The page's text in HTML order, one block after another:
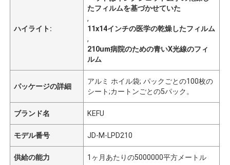
ハイライト:
たフィルムを基づかせていた
,
11x14インチの医学の乾燥したフィルム
,
210um病院のための青いX光線のフィ
ルム
パッケージの詳細
アルミ ホイル袋; パックごとの100枚の
シート;カートンごとの5パック。
ブランド名 KEFU
モデル番号 JD-M-LPD210
供給の能力 1ヶ月あたりの5000000平方メートル